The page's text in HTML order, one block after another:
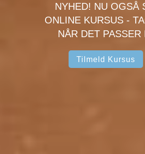
NYHED! NU OGSÅ
ONLINE KURSUS -
NÅR DET PASSER
Tilmeld Kursus